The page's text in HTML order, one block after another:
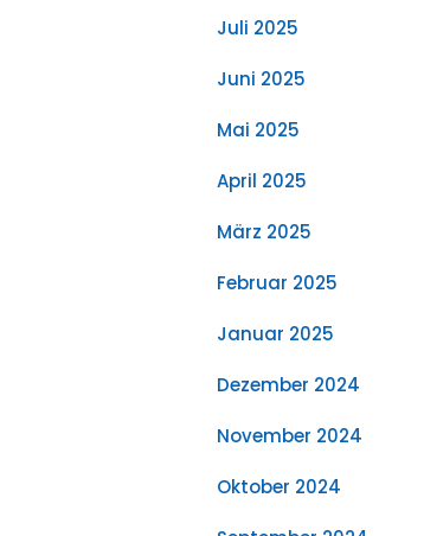
Juli 2025
Juni 2025
Mai 2025
April 2025
März 2025
Februar 2025
Januar 2025
Dezember 2024
November 2024
Oktober 2024